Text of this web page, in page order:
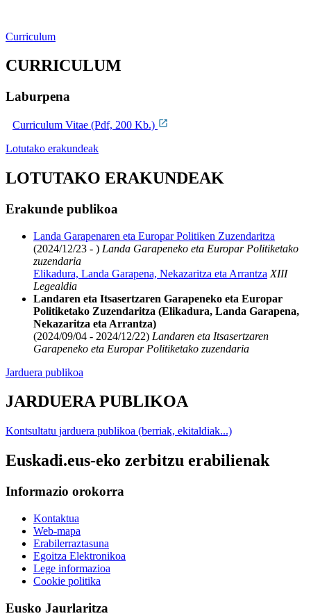
Curriculum
CURRICULUM
Laburpena
Curriculum Vitae (Pdf, 200 Kb.)
Lotutako erakundeak
LOTUTAKO ERAKUNDEAK
Erakunde publikoa
Landa Garapenaren eta Europar Politiken Zuzendaritza
(2024/12/23 - ) Landa Garapeneko eta Europar Politiketako
zuzendaria
Elikadura, Landa Garapena, Nekazaritza eta Arrantza XIII
Legealdia
Landaren eta Itsasertzaren Garapeneko eta Europar
Politiketako Zuzendaritza (Elikadura, Landa Garapena,
Nekazaritza eta Arrantza)
(2024/09/04 - 2024/12/22) Landaren eta Itsasertzaren
Garapeneko eta Europar Politiketako zuzendaria
Jarduera publikoa
JARDUERA PUBLIKOA
Kontsultatu jarduera publikoa (berriak, ekitaldiak...)
Euskadi.eus-eko zerbitzu erabilienak
Informazio orokorra
Kontaktua
Web-mapa
Erabilerraztasuna
Egoitza Elektronikoa
Lege informazioa
Cookie politika
Eusko Jaurlaritza